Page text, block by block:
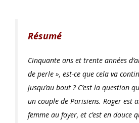
Résumé
Cinquante ans et trente années
de perle », est-ce que cela va
jusqu’au bout ? C’est la question
un couple de Parisiens. Roger est
femme au foyer, et c’est en douce